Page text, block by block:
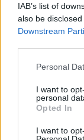
IAB’s list of
also be
Downstream
Please note that
not limited to
grant or deny
use your data
consent section.
Personal
I want to
personal
Opted In
I want to